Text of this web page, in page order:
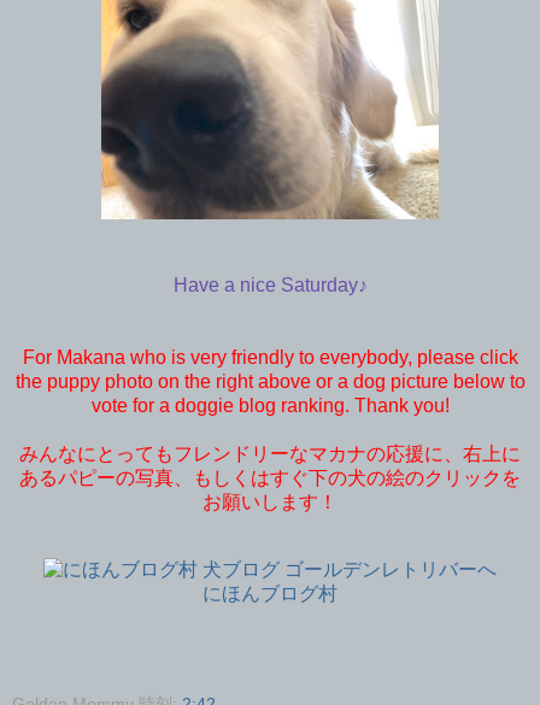
Have a nice Saturday♪
For Makana who is very friendly to everybody, please click
the puppy photo on the right above or a dog picture below to
vote for a doggie blog ranking. Thank you!
みんなにとってもフレンドリーなマカナの応援に、右上に
あるパピーの写真、もしくはすぐ下の犬の絵のクリックを
お願いします！
にほんブログ村